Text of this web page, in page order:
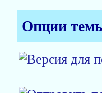
Опции